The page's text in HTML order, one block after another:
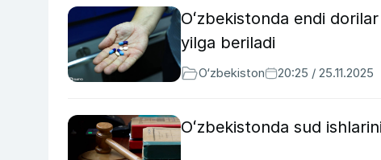
Oʻzbekistonda endi
yilga beriladi
O‘zbekiston 20:25 / 25.11.2025
Oʻzbekistonda sud